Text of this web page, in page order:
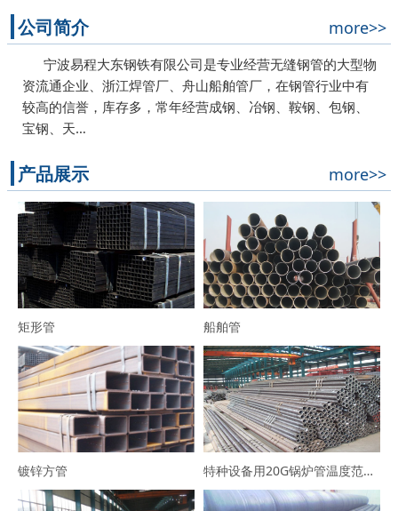
公司简介 more>>
宁波易程大东钢铁有限公司是专业经营无缝钢管的大型物
资流通企业、浙江焊管厂、舟山船舶管厂，在钢管行业中有
较高的信誉，库存多，常年经营成钢、冶钢、鞍钢、包钢、
宝钢、天…
产品展示 more>>
矩形管 船舶管
镀锌方管 特种设备用20G锅炉管温度范围-咨询宁波易程大东